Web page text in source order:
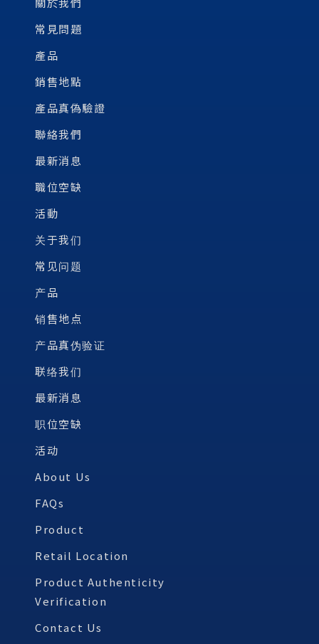
常見問題
產品
銷售地點
產品真偽驗證
聯絡我們
最新消息
職位空缺
活動
关于我们
常见问题
产品
销售地点
产品真伪验证
联络我们
最新消息
职位空缺
活动
About Us
FAQs
Product
Retail Location
Product Authenticity
Verification
Contact Us